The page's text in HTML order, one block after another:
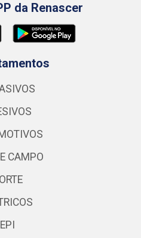
da Renascer
CAMPO
EPI